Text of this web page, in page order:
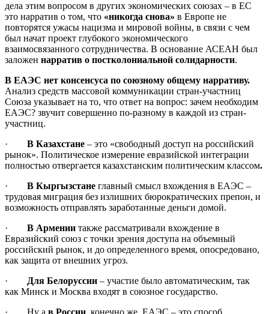
дела этим вопросом в других экономических союзах – в ЕС
это нарратив о том, что «никогда снова» в Европе не
повторятся ужасы нацизма и мировой войны, в связи с чем
был начат проект глубокого экономического
взаимосвязанного сотрудничества. В основание АСЕАН был
заложен нарратив о постколониальной солидарности.
В ЕАЭС нет консенсуса по союзному общему нарративу.
Анализ средств массовой коммуникации стран-участниц
Союза указывает на то, что ответ на вопрос: зачем необходим
ЕАЭС? звучит совершенно по-разному в каждой из стран-
участниц.
· В Казахстане – это «свободный доступ на российский
рынок». Политическое измерение евразийской интеграции
полностью отвергается казахстанским политическим классом.
· В Кыргызстане главный смысл вхождения в ЕАЭС –
трудовая миграция без излишних бюрократических препон, и
возможность отправлять заработанные деньги домой.
· В Армении также рассматривали вхождение в
Евразийский союз с точки зрения доступа на объемный
российский рынок, и до определенного время, опосредовано,
как защита от внешних угроз.
·
Для Белоруссии – участие было автоматическим, так
как Минск и Москва входят в союзное государство.
· Ну а в России, конечно же, ЕАЭС – это способ